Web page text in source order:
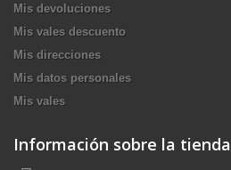
Mis devoluciones
Mis vales descuento
Mis direcciones
Mis datos personales
Mis vales
Información sobre la tienda